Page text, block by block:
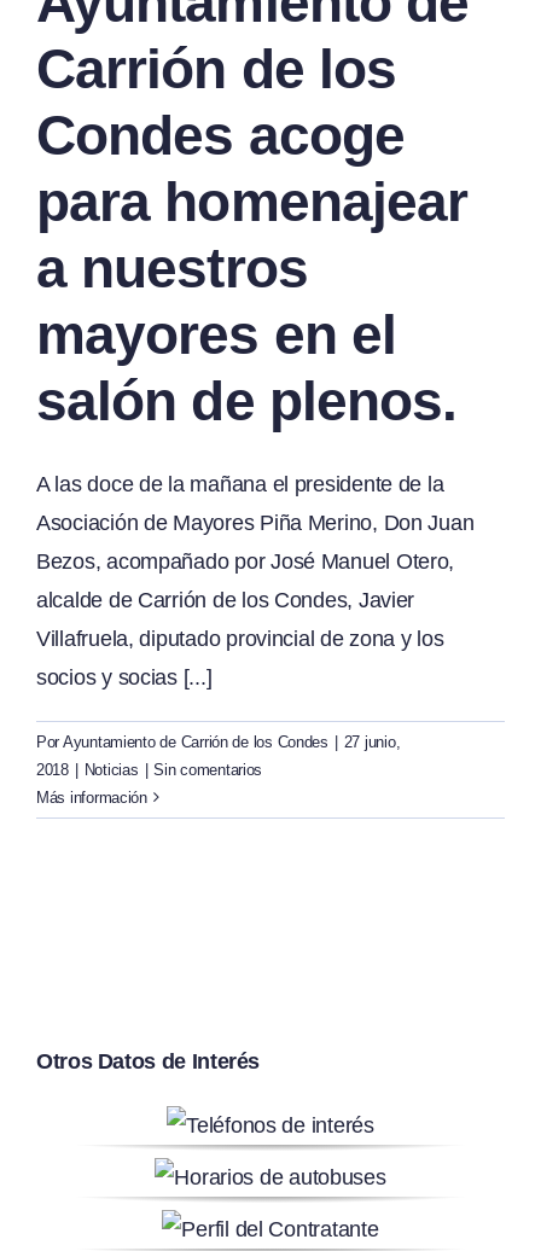
Carrión de los
Condes acoge
para homenajear
a nuestros
mayores en el
salón de plenos.
A las doce de la mañana el presidente de la
Asociación de Mayores Piña Merino, Don Juan
Bezos, acompañado por José Manuel Otero,
alcalde de Carrión de los Condes, Javier
Villafruela, diputado provincial de zona y los
socios y socias [...]
Por Ayuntamiento de Carrión de los Condes
27 junio,
2018
Noticias
Sin comentarios
Más información
Otros Datos de Interés